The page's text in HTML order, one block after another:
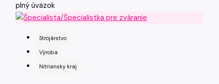
plný úväzok
Strojárstvo
Výroba
Nitriansky kraj